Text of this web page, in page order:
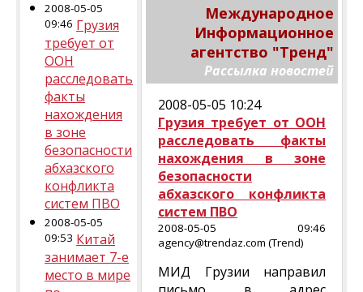
2008-05-05
09:46 Грузия
требует от
ООН
расследовать
факты
нахождения
в зоне
безопасности
абхазского
конфликта
систем ПВО
2008-05-05
09:53 Китай
занимает 7-е
место в мире
Международное
Информационное
агентство "Тренд"
Рассылка новостей
2008-05-05 10:24
Грузия требует от ООН
расследовать факты
нахождения в зоне
безопасности
абхазского конфликта
систем ПВО
2008-05-05 09:46
agency@trendaz.com (Trend)
МИД Грузии направил